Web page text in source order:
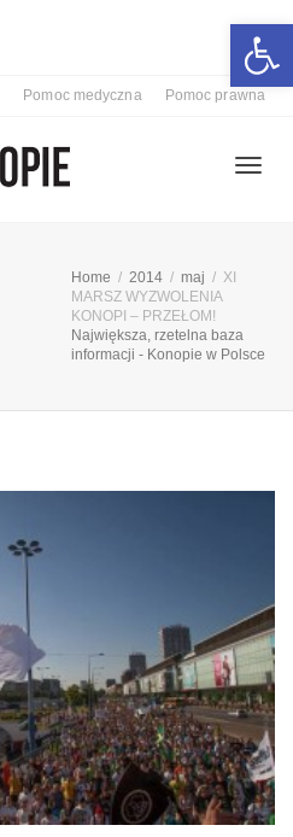
Pomoc medyczna Pomoc prawna
Home 2014 maj
XI
MARSZ WYZWOLENIA
KONOPI – PRZEŁOM!
Największa, rzetelna baza
informacji - Konopie w Polsce